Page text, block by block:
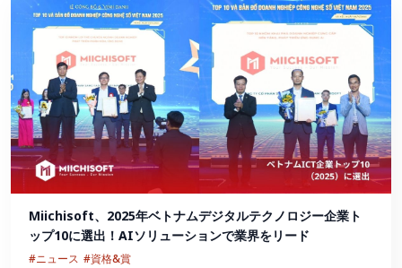
Miichisoft、2025年ベトナムデジタルテクノロジー企業ト
ップ10に選出！AIソリューションで業界をリード
#ニュース #資格&賞